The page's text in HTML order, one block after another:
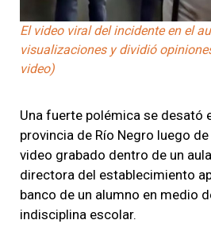
El video viral del incidente en el
visualizaciones y dividió
video)
Una fuerte polémica se desató
provincia de Río Negro luego
video grabado dentro de un
directora del establecimiento
banco de un alumno en medio
indisciplina escolar.